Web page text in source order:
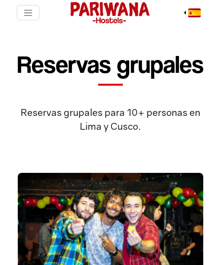
Reservas grupales
Reservas grupales para 10+ personas en
Lima y Cusco.